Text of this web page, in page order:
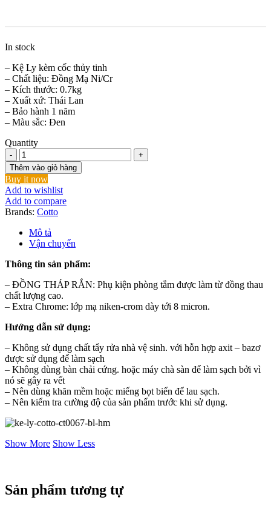
In stock
– Kệ Ly kèm cốc thủy tinh
– Chất liệu: Đồng Mạ Ni/Cr
– Kích thước: 0.7kg
– Xuất xứ: Thái Lan
– Bảo hành 1 năm
– Màu sắc: Đen
Quantity
KỆ
LY
COTTO
CT0067#BL(HM)
số
lượng
Thêm vào giỏ hàng
Buy it now
Add to wishlist
Add to compare
Brands: Cotto
Mô tả
Vận chuyển
Thông tin sản phẩm:
– ĐỒNG THÁP RẮN: Phụ kiện phòng tắm được làm từ đồng thau
chất lượng cao.
– Extra Chrome: lớp mạ niken-crom dày tới 8 micron.
Hướng dẫn sử dụng:
– Không sử dụng chất tẩy rửa nhà vệ sinh. với hỗn hợp axit – bazơ
được sử dụng để làm sạch
– Không dùng bàn chải cứng. hoặc máy chà sàn để làm sạch bởi vì
nó sẽ gây ra vết
– Nên dùng khăn mềm hoặc miếng bọt biển để lau sạch.
– Nên kiểm tra cường độ của sản phẩm trước khi sử dụng.
Show More Show Less
Sản phẩm tương tự